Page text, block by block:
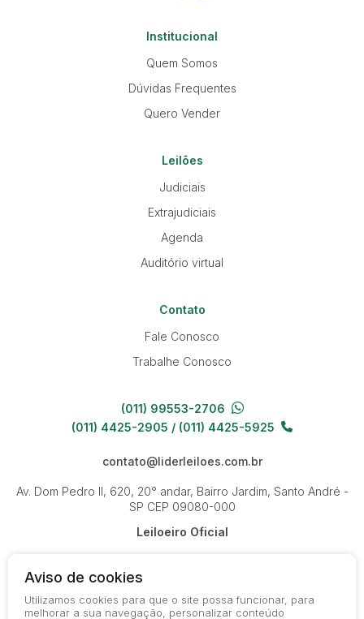
Institucional
Quem Somos
Dúvidas Frequentes
Quero Vender
Leilões
Judiciais
Extrajudiciais
Agenda
Auditório virtual
Contato
Fale Conosco
Trabalhe Conosco
(011) 99553-2706
(011) 4425-2905 / (011) 4425-5925
contato@liderleiloes.com.br
Av. Dom Pedro II, 620, 20° andar, Bairro Jardim, Santo André -
SP CEP 09080-000
Leiloeiro Oficial
Aviso de cookies
Utilizamos cookies para que o site possa funcionar, para
melhorar a sua navegação, personalizar conteúdo